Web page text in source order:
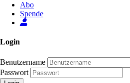
Abo
Spende
Login
Benutzername
Passwort